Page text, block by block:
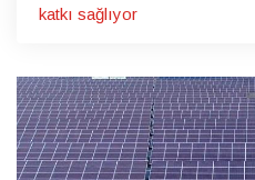
katkı sağlıyor